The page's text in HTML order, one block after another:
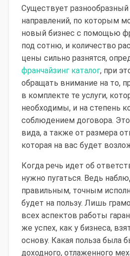
Существует
направлений, по которым
новый бизнес с помощью
под сотню, и количество
цены сильно разнятся,
франчайзинг каталог, при
обращать внимание на то,
в комплекте те услуги,
необходимы, и на степень
соблюдением договора. Это
вида, а также от размера
которая на вас будет
Когда речь идет об
нужно пугаться. Ведь
правильным, точным
будет на пользу. Лишь
всех аспектов работы
же успех, как у бизнеса,
основу. Какая польза была
доходного, отлаженного